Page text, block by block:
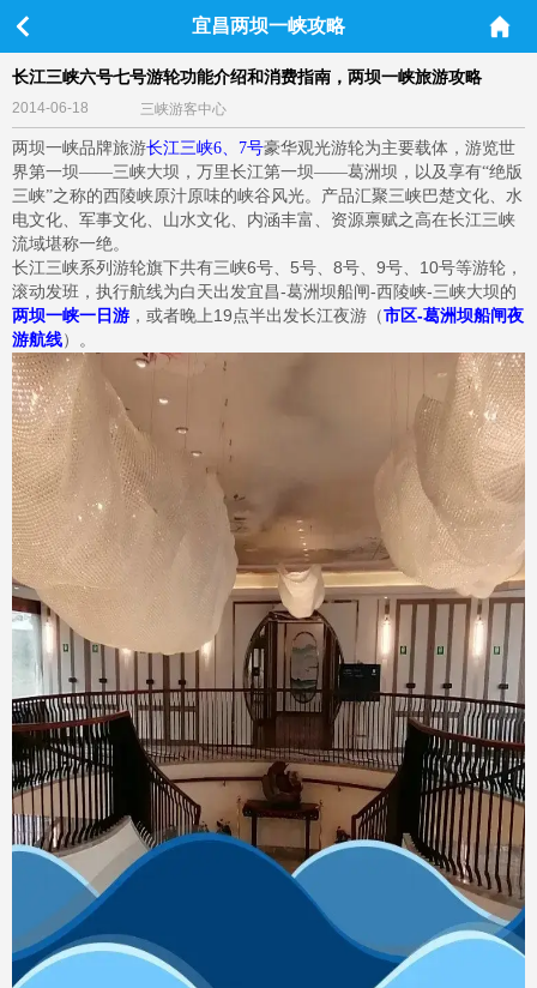
宜昌两坝一峡攻略
长江三峡六号七号游轮功能介绍和消费指南，两坝一峡旅游攻略
2014-06-18 三峡游客中心
两坝一峡品牌旅游长江三峡6 7号豪华观光游轮为主要载体，游览世
界第一坝——三峡大坝，万里长江第一坝——葛洲坝，以及享有“绝版
三峡”之称的西陵峡原汁原味的峡谷风光。产品汇聚三峡巴楚文化、水
电文化、军事文化、山水文化、内涵丰富、资源禀赋之高在长江三峡
流域堪称一绝。
长江三峡系列游轮旗下共有三峡6号、5号、8号、9号、10号等游轮，
滚动发班，执行航线为白天出发宜昌-葛洲坝船闸-西陵峡-三峡大坝的
两坝一峡一日游 ，或者晚上19点半出发长江夜游（市区-葛洲坝船闸夜
游航线）。